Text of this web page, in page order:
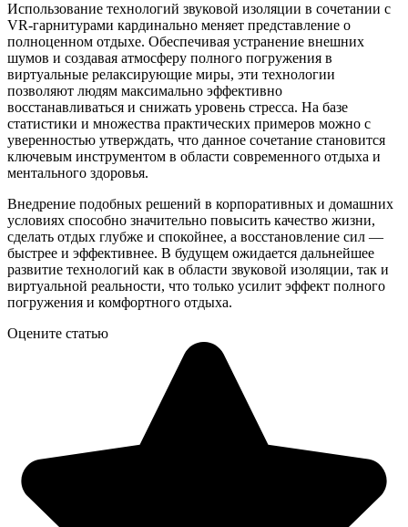
Использование технологий звуковой изоляции в сочетании с
VR-гарнитурами кардинально меняет представление о
полноценном отдыхе. Обеспечивая устранение внешних
шумов и создавая атмосферу полного погружения в
виртуальные релаксирующие миры, эти технологии
позволяют людям максимально эффективно
восстанавливаться и снижать уровень стресса. На базе
статистики и множества практических примеров можно с
уверенностью утверждать, что данное сочетание становится
ключевым инструментом в области современного отдыха и
ментального здоровья.
Внедрение подобных решений в корпоративных и домашних
условиях способно значительно повысить качество жизни,
сделать отдых глубже и спокойнее, а восстановление сил —
быстрее и эффективнее. В будущем ожидается дальнейшее
развитие технологий как в области звуковой изоляции, так и
виртуальной реальности, что только усилит эффект полного
погружения и комфортного отдыха.
Оцените статью